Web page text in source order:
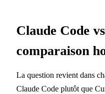
Claude Code
comparaison
La question revient dans
Claude Code plutôt que